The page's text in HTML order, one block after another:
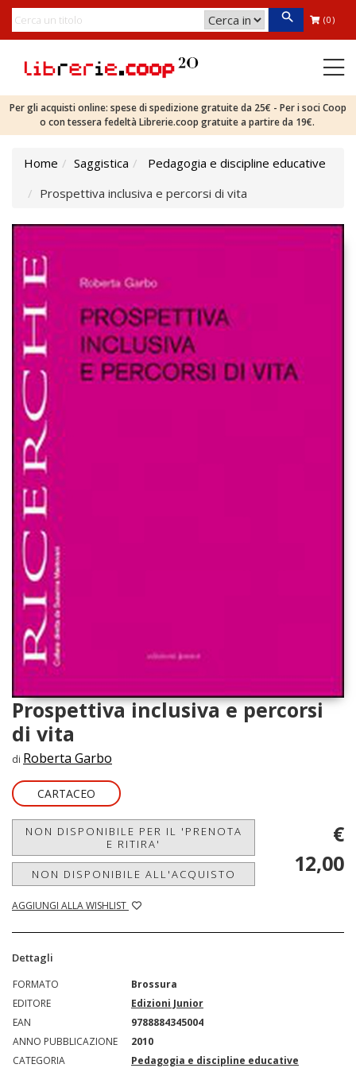
(0)
Per gli acquisti online: spese di spedizione gratuite da 25€ - Per i soci Coop
o con tessera fedeltà Librerie.coop gratuite a partire da 19€.
Home Saggistica
Pedagogia e discipline educative
Prospettiva inclusiva e percorsi di vita
Prospettiva inclusiva e percorsi
di vita
di Roberta Garbo
CARTACEO
NON DISPONIBILE PER IL 'PRENOTA
E RITIRA'
NON DISPONIBILE ALL'ACQUISTO
AGGIUNGI ALLA WISHLIST
€
12,00
Dettagli
FORMATO
Brossura
EDITORE
Edizioni Junior
EAN
9788884345004
ANNO PUBBLICAZIONE
2010
CATEGORIA
Pedagogia e discipline educative